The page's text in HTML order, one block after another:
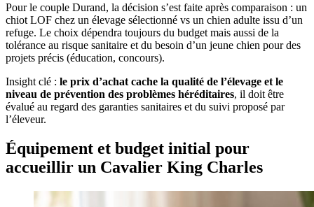
Pour le couple Durand, la décision s’est faite après comparaison : un
chiot LOF chez un élevage sélectionné vs un chien adulte issu d’un
refuge. Le choix dépendra toujours du budget mais aussi de la
tolérance au risque sanitaire et du besoin d’un jeune chien pour des
projets précis (éducation, concours).
Insight clé : le prix d’achat cache la qualité de l’élevage et le
niveau de prévention des problèmes héréditaires, il doit être
évalué au regard des garanties sanitaires et du suivi proposé par
l’éleveur.
Équipement et budget initial pour
accueillir un Cavalier King Charles